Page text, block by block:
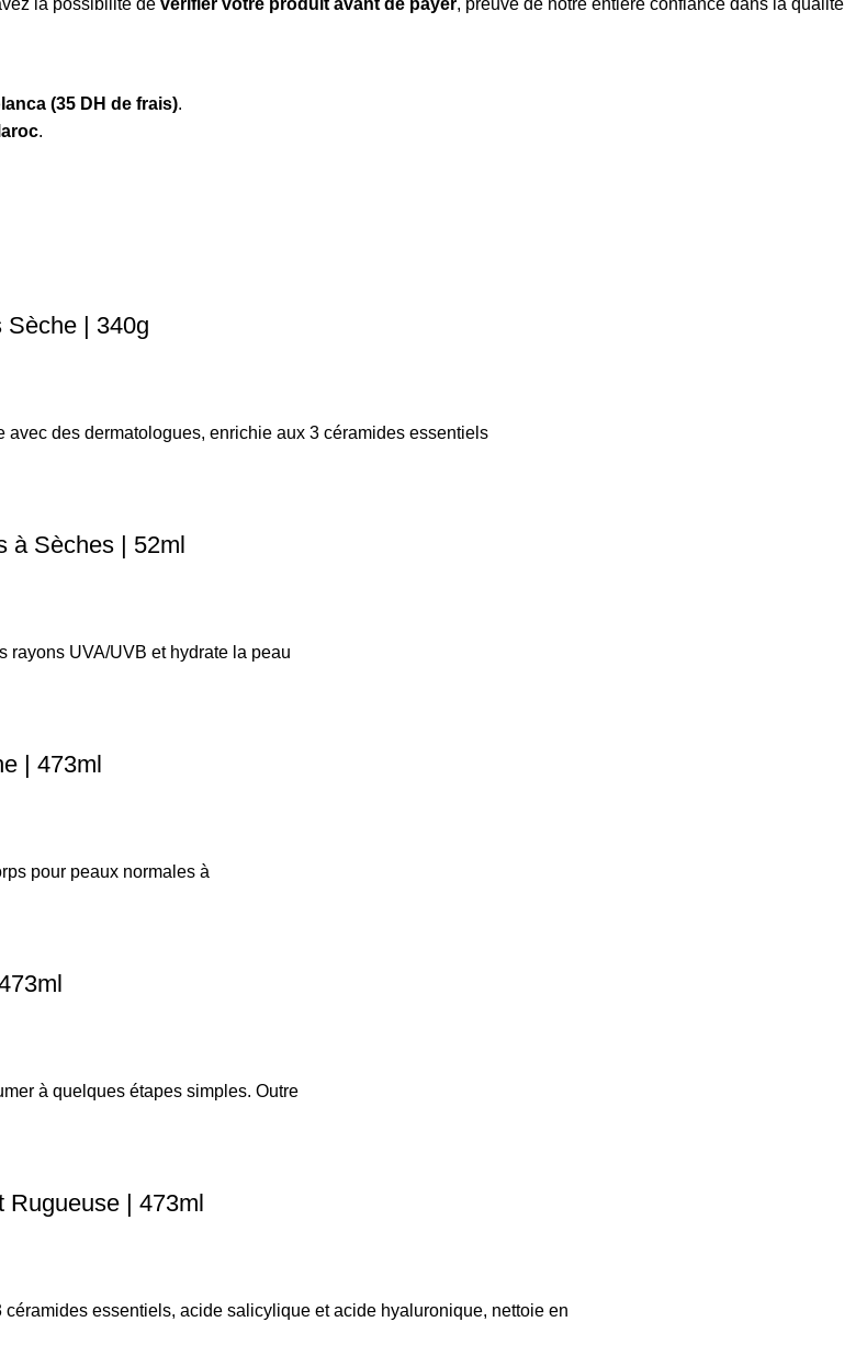
la possibilité de vérifier votre produit avant de payer, preuve de notre entière confiance dans la qualité
(35 DH de frais).
.
Sèche | 340g
des dermatologues, enrichie aux 3 céramides essentiels
à Sèches | 52ml
UVA/UVB et hydrate la peau
| 473ml
pour peaux normales à
à quelques étapes simples. Outre
Rugueuse | 473ml
essentiels, acide salicylique et acide hyaluronique, nettoie en